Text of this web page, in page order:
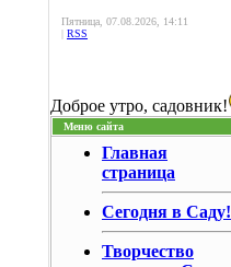
Пятница, 07.08.2026, 14:11
| RSS
Доброе утро, садовник!
Меню сайта
Главная
страница
Сегодня в Саду!
Творчество